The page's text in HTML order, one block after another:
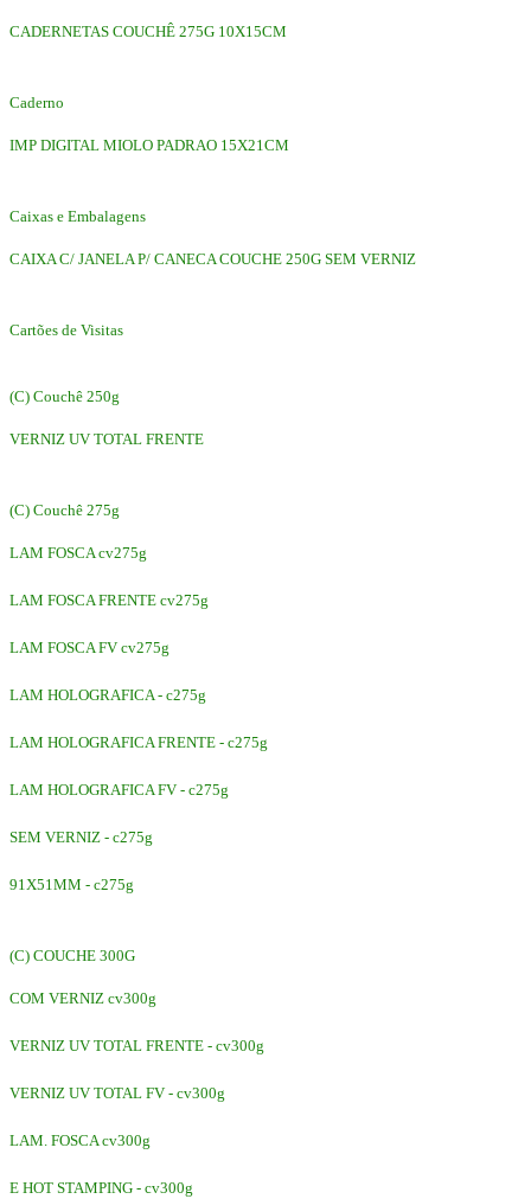
CADERNETAS COUCHÊ 275G 10X15CM
Caderno
IMP DIGITAL MIOLO PADRAO 15X21CM
Caixas e Embalagens
CAIXA C/ JANELA P/ CANECA COUCHE 250G SEM VERNIZ
Cartões de Visitas
(C) Couchê 250g
VERNIZ UV TOTAL FRENTE
(C) Couchê 275g
LAM FOSCA cv275g
LAM FOSCA FRENTE cv275g
LAM FOSCA FV cv275g
LAM HOLOGRAFICA - c275g
LAM HOLOGRAFICA FRENTE - c275g
LAM HOLOGRAFICA FV - c275g
SEM VERNIZ - c275g
91X51MM - c275g
(C) COUCHE 300G
COM VERNIZ cv300g
VERNIZ UV TOTAL FRENTE - cv300g
VERNIZ UV TOTAL FV - cv300g
LAM. FOSCA cv300g
E HOT STAMPING - cv300g